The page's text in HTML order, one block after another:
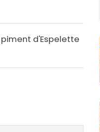
piment d'Espelette